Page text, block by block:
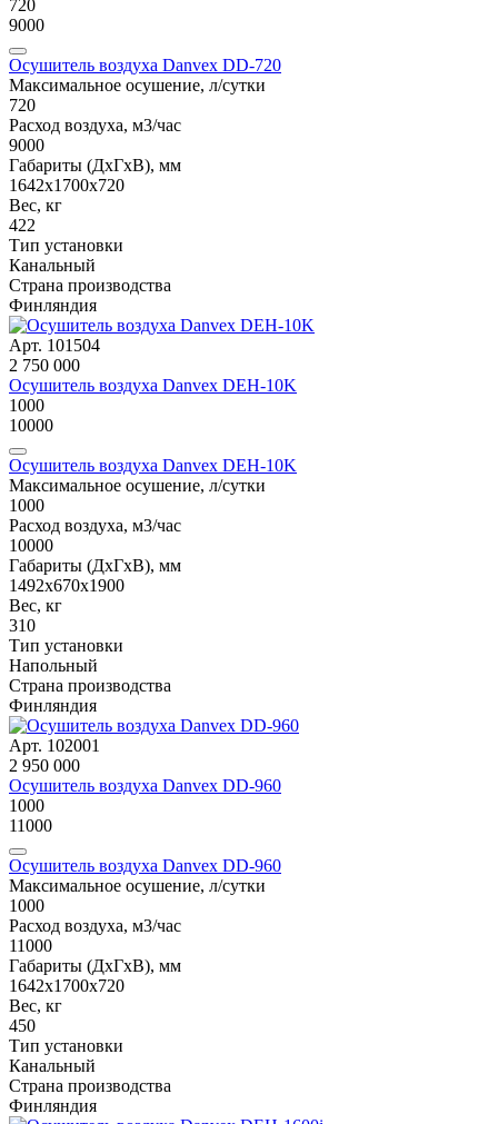
720
9000
Осушитель воздуха Danvex DD-720
Максимальное осушение, л/сутки
720
Расход воздуха, м3/час
9000
Габариты (ДxГxВ), мм
1642x1700x720
Вес, кг
422
Тип установки
Канальный
Страна производства
Финляндия
Арт. 101504
2 750 000
Осушитель воздуха Danvex DEH-10K
1000
10000
Осушитель воздуха Danvex DEH-10K
Максимальное осушение, л/сутки
1000
Расход воздуха, м3/час
10000
Габариты (ДxГxВ), мм
1492x670x1900
Вес, кг
310
Тип установки
Напольный
Страна производства
Финляндия
Арт. 102001
2 950 000
Осушитель воздуха Danvex DD-960
1000
11000
Осушитель воздуха Danvex DD-960
Максимальное осушение, л/сутки
1000
Расход воздуха, м3/час
11000
Габариты (ДxГxВ), мм
1642x1700x720
Вес, кг
450
Тип установки
Канальный
Страна производства
Финляндия